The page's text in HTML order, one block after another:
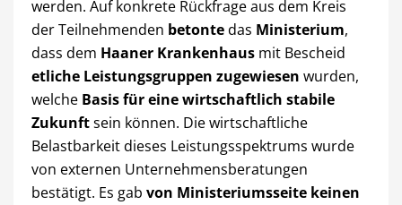
werden. Auf konkrete Rückfrage aus dem Kreis
der Teilnehmenden betontedas Ministerium,
dass dem Haaner Krankenhaus mit Bescheid
etliche Leistungsgruppen zugewiesen wurden,
welche Basis für eine wirtschaftlich stabile
Zukunftsein können. Die wirtschaftliche
Belastbarkeit dieses Leistungsspektrums wurde
von externen Unternehmensberatungen
bestätigt. Es gab von Ministeriumsseite keinen